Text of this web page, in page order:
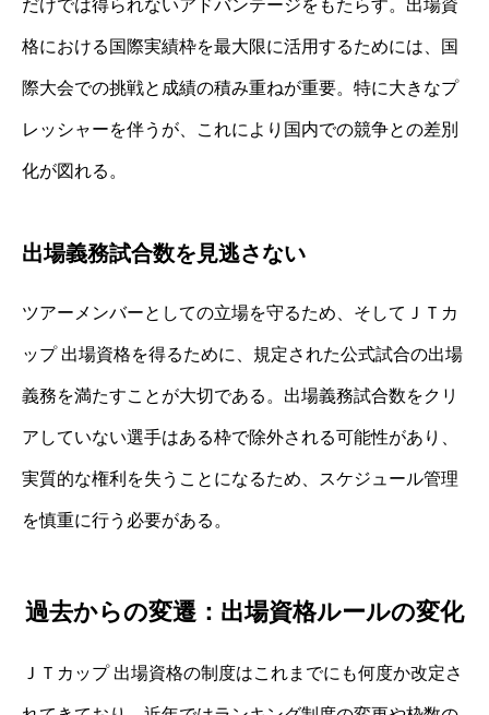
だけでは得られないアドバンテージをもたらす。出場資
格における国際実績枠を最大限に活用するためには、国
際大会での挑戦と成績の積み重ねが重要。特に大きなプ
レッシャーを伴うが、これにより国内での競争との差別
化が図れる。
出場義務試合数を見逃さない
ツアーメンバーとしての立場を守るため、そしてＪＴカ
ップ 出場資格を得るために、規定された公式試合の出場
義務を満たすことが大切である。出場義務試合数をクリ
アしていない選手はある枠で除外される可能性があり、
実質的な権利を失うことになるため、スケジュール管理
を慎重に行う必要がある。
過去からの変遷：出場資格ルールの変化
ＪＴカップ 出場資格の制度はこれまでにも何度か改定さ